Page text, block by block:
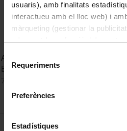
usuaris), amb finalitats
interactueu amb el lloc web) i
màrqueting (gestionar la
consultar laPolítica de galetes
Selecció
de Requeriments
Preferències
Estadístiques
Acte d'Inauguració del curs
Barcelona 2024-2025